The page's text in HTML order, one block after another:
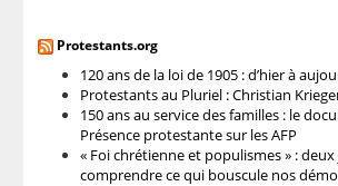
Protestants.org
120 ans de la loi de 1905 : d’hier à
Protestants au Pluriel : Christian
150 ans au service des familles : le
Présence protestante sur les AFP
« Foi chrétienne et populismes » :
comprendre ce qui bouscule nos